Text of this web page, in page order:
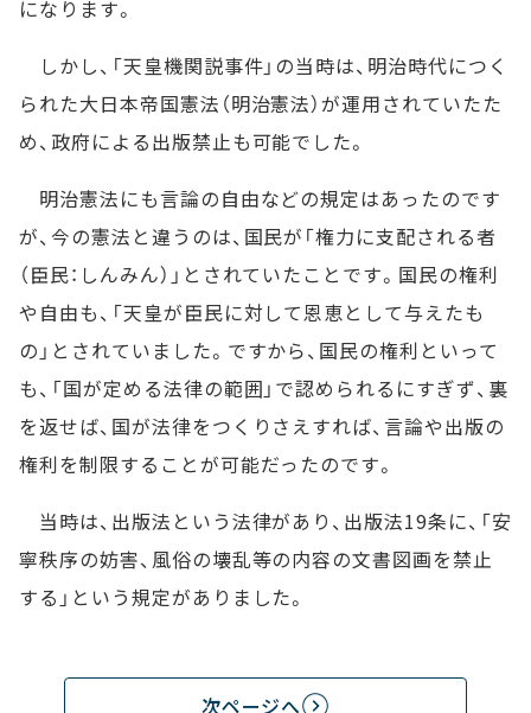
になります。
しかし、「天皇機関説事件」の当時は、明治時代につく
られた大日本帝国憲法（明治憲法）が運用されていたた
め、政府による出版禁止も可能でした。
明治憲法にも言論の自由などの規定はあったのです
が、今の憲法と違うのは、国民が「権力に支配される者
（臣民：しんみん）」とされていたことです。国民の権利
や自由も、「天皇が臣民に対して恩恵として与えたも
の」とされていました。ですから、国民の権利といって
も、「国が定める法律の範囲」で認められるにすぎず、裏
を返せば、国が法律をつくりさえすれば、言論や出版の
権利を制限することが可能だったのです。
当時は、出版法という法律があり、出版法19条に、「安
寧秩序の妨害、風俗の壊乱等の内容の文書図画を禁止
する」という規定がありました。
次ページへ